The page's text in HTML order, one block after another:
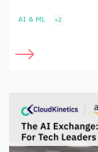
AI & ML +2